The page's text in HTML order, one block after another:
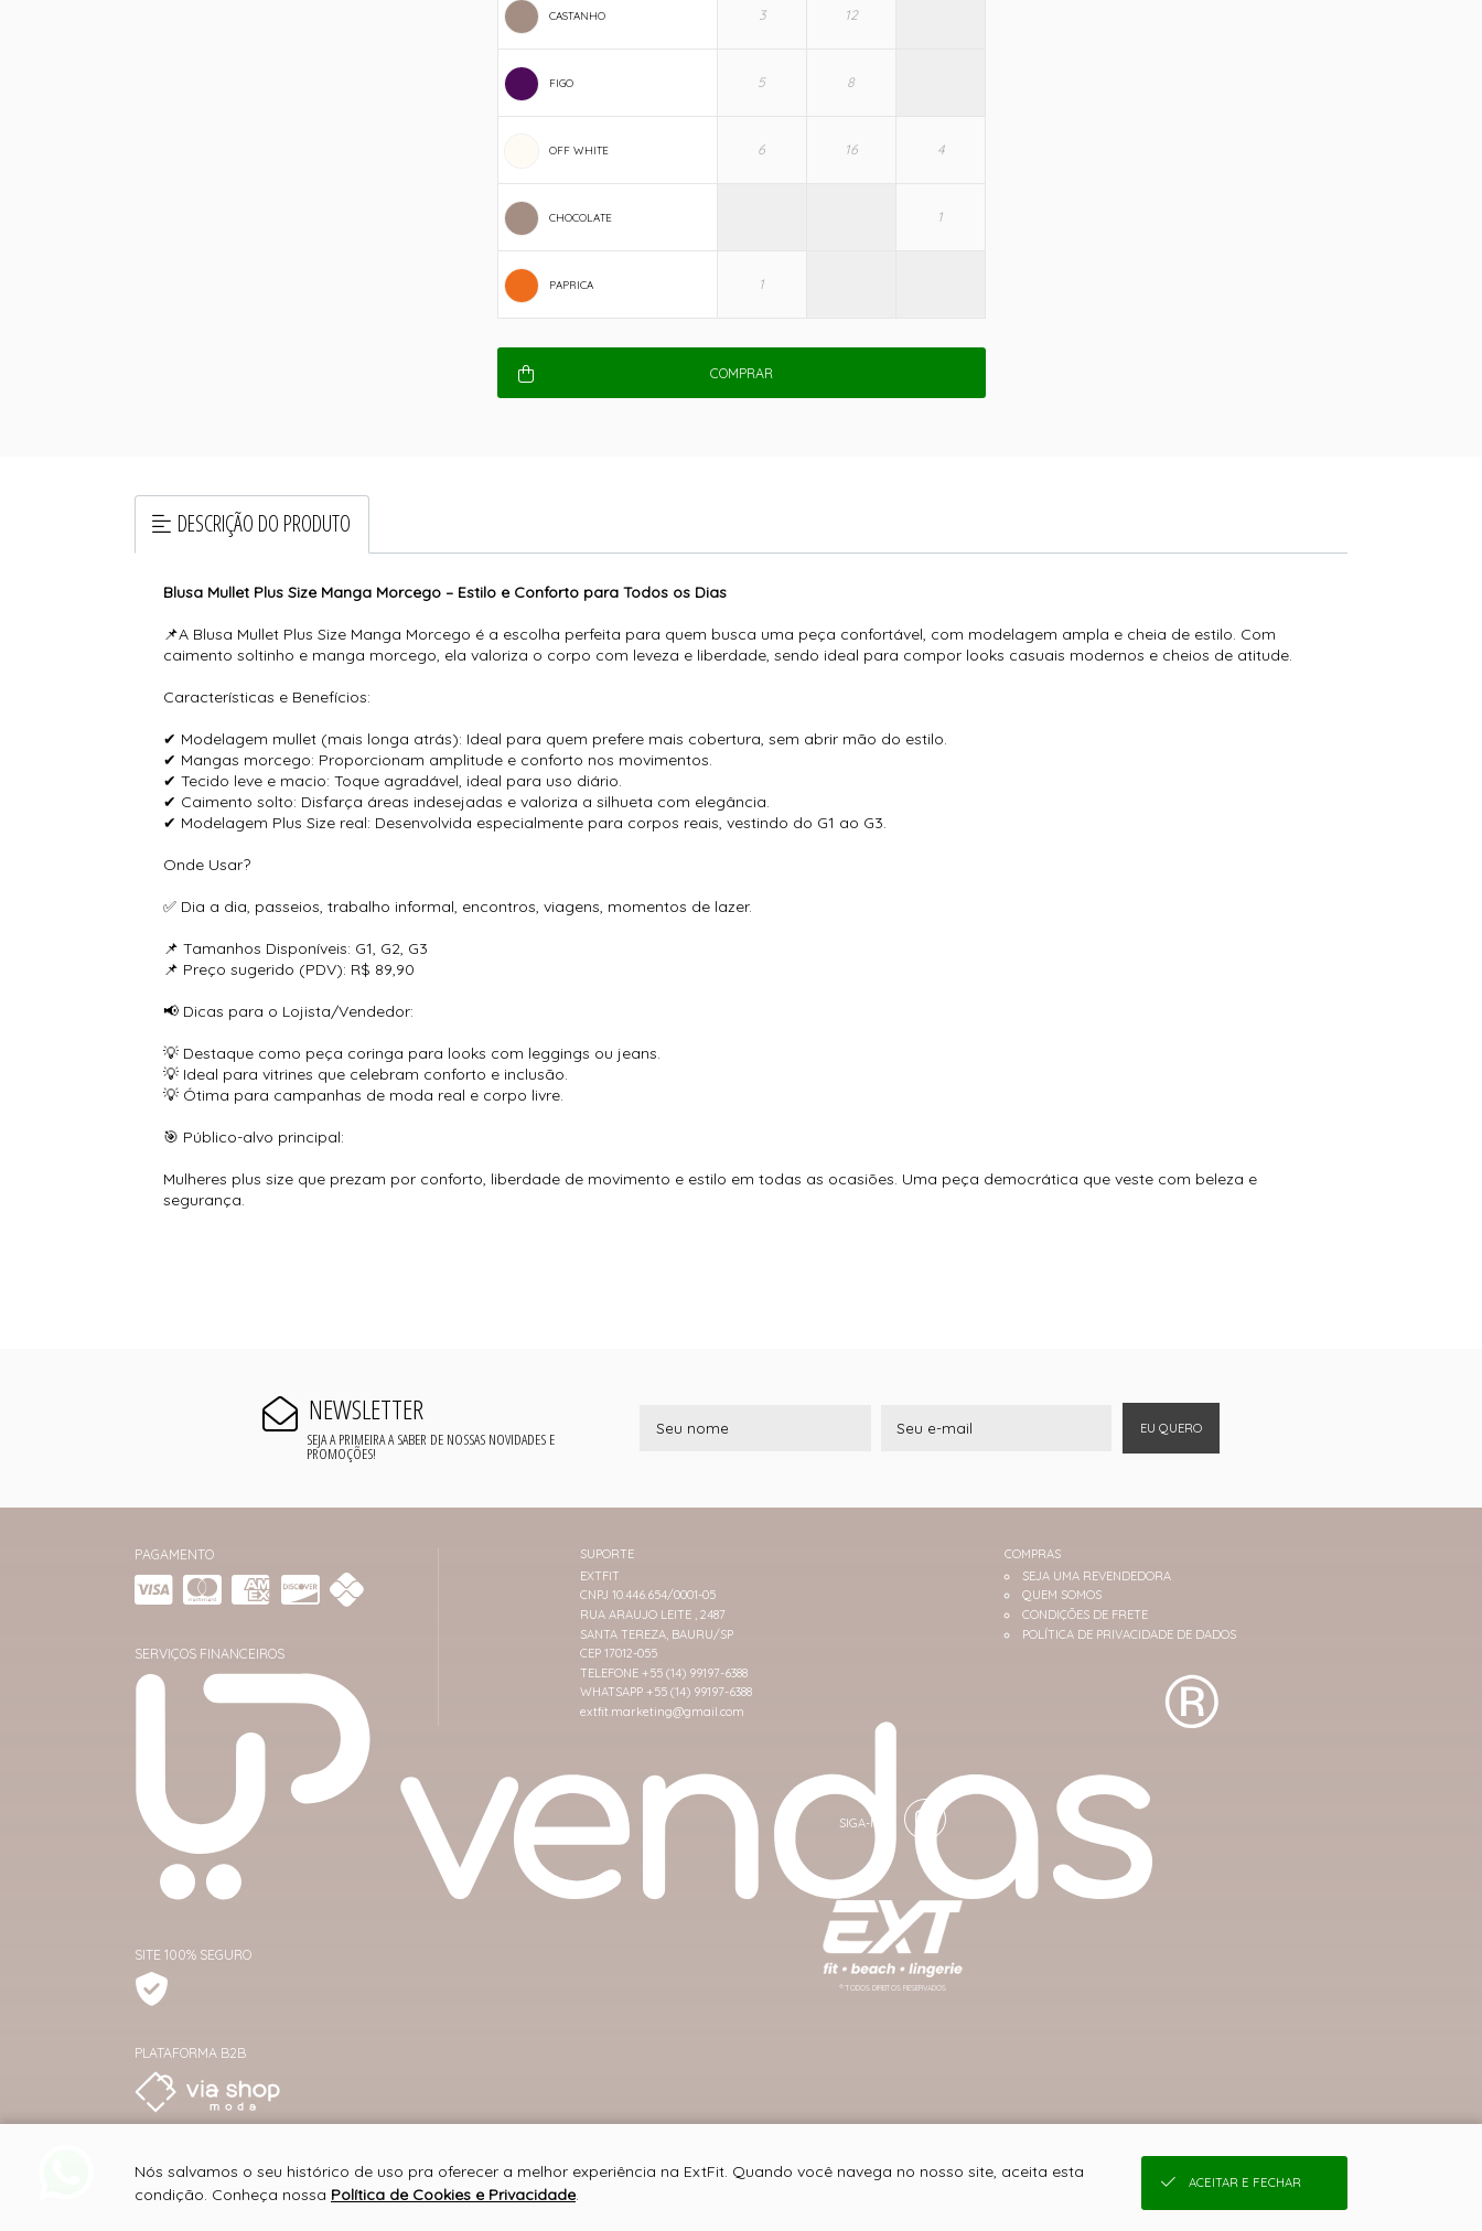
CASTANHO
FIGO
OFF WHITE
CHOCOLATE
PAPRICA
COMPRAR
DESCRIÇÃO DO PRODUTO
Blusa Mullet Plus Size Manga Morcego – Estilo e Conforto para Todos os Dias
📌A Blusa Mullet Plus Size Manga Morcego é a escolha perfeita para quem busca uma peça confortável, com modelagem ampla e cheia de estilo. Com
caimento soltinho e manga morcego, ela valoriza o corpo com leveza e liberdade, sendo ideal para compor looks casuais modernos e cheios de atitude.
Características e Benefícios:
✔ Modelagem mullet (mais longa atrás): Ideal para quem prefere mais cobertura, sem abrir mão do estilo.
✔ Mangas morcego: Proporcionam amplitude e conforto nos movimentos.
✔ Tecido leve e macio: Toque agradável, ideal para uso diário.
✔ Caimento solto: Disfarça áreas indesejadas e valoriza a silhueta com elegância.
✔ Modelagem Plus Size real: Desenvolvida especialmente para corpos reais, vestindo do G1 ao G3.
Onde Usar?
✅ Dia a dia, passeios, trabalho informal, encontros, viagens, momentos de lazer.
📌 Tamanhos Disponíveis: G1, G2, G3
📌 Preço sugerido (PDV): R$ 89,90
📢 Dicas para o Lojista/Vendedor:
💡 Destaque como peça coringa para looks com leggings ou jeans.
💡 Ideal para vitrines que celebram conforto e inclusão.
💡 Ótima para campanhas de moda real e corpo livre.
🎯 Público-alvo principal:
Mulheres plus size que prezam por conforto, liberdade de movimento e estilo em todas as ocasiões. Uma peça democrática que veste com beleza e
segurança.
NEWSLETTER
SEJA A PRIMEIRA A SABER DE NOSSAS NOVIDADES E
PROMOÇÕES!
EU QUERO
PAGAMENTO
SERVIÇOS FINANCEIROS
SITE 100% SEGURO
PLATAFORMA B2B
SUPORTE
EXTFIT
CNPJ 10.446.654/0001-05
RUA ARAUJO LEITE , 2487
SANTA TEREZA, BAURU/SP
CEP 17012-055
TELEFONE +55 (14) 99197-6388
WHATSAPP +55 (14) 99197-6388
extfit.marketing@gmail.com
COMPRAS
SEJA UMA REVENDEDORA
QUEM SOMOS
CONDIÇÕES DE FRETE
POLÍTICA DE PRIVACIDADE DE DADOS
® TODOS DIREITOS RESERVADOS
Nós salvamos o seu histórico de uso pra oferecer a melhor experiência na ExtFit. Quando você navega no nosso site, aceita esta
condição. Conheça nossa Política de Cookies e Privacidade.
ACEITAR E FECHAR